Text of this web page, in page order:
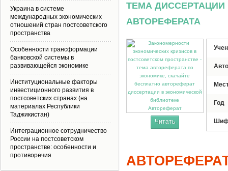
ТЕМА
АВТОРЕФЕРАТА
Автореферат
Читать
Год
Украина в системе
международных экономических
отношений стран постсоветского
пространства
Особенности трансформации
банковской системы в
развивающейся экономике
Институциональные факторы
инвестиционного развития в
постсоветских странах (на
материалах Республики
Таджикистан)
Интеграционное сотрудничество
России на постсоветском
пространстве: особенности и
противоречия